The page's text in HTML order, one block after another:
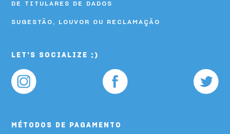
DE TITULARES DE DADOS
SUGESTÃO, LOUVOR OU RECLAMAÇÃO
LET'S SOCIALIZE ;)
MÉTODOS DE PAGAMENTO